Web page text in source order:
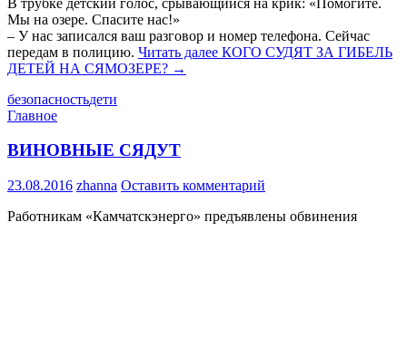
Мы на озере. Спасите нас!»
– У нас записался ваш разговор и номер телефона. Сейчас
передам в полицию. Читать далее КОГО СУДЯТ ЗА ГИБЕЛЬ
ДЕТЕЙ НА СЯМОЗЕРЕ? →
безопасностьдети
Главное
ВИНОВНЫЕ СЯДУТ
23.08.2016 zhanna Оставить комментарий
Работникам «Камчатскэнерго» предъявлены обвинения